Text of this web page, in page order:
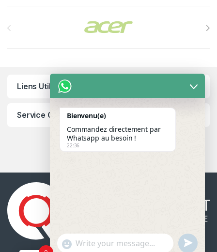
Liens Utiles
Service ClientBienvenu(e)
Commandez directement par
Whatsapp au besoin !
22:36
"
WhatsApp Message
u